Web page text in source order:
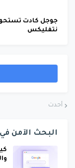
جوجل كادت
نتفليكس
أحدث
البحث الآمن